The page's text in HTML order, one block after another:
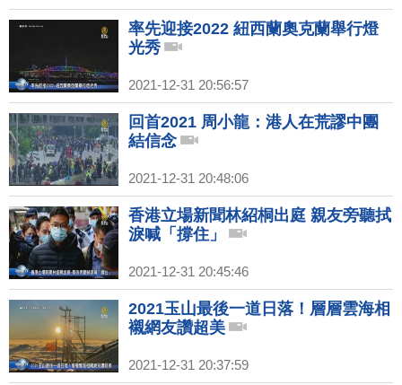
率先迎接2022 紐西蘭奧克蘭舉行燈
光秀
2021-12-31 20:56:57
回首2021 周小龍：港人在荒謬中團
結信念
2021-12-31 20:48:06
香港立場新聞林紹桐出庭 親友旁聽拭
淚喊「撐住」
2021-12-31 20:45:46
2021玉山最後一道日落！層層雲海相
襯網友讚超美
2021-12-31 20:37:59